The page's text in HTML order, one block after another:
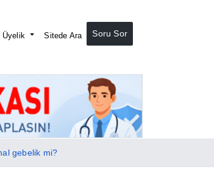
Üyelik Sitede Ara Soru Sor
gebelik mi?